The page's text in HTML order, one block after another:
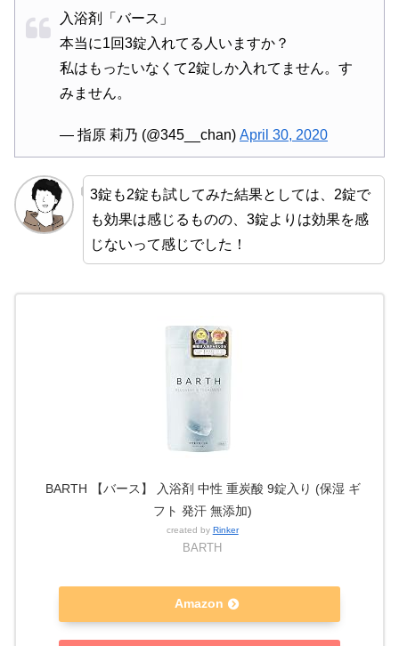
入浴剤「バース」
本当に1回3錠入れてる人いますか？
私はもったいなくて2錠しか入れてません。す
みません。
— 指原 莉乃 (@345__chan) April 30, 2020
3錠も2錠も試してみた結果としては、2錠で
も効果は感じるものの、3錠よりは効果を感
じないって感じでした！
BARTH 【バース】 入浴剤 中性 重炭酸 9錠入り (保湿 ギ
フト 発汗 無添加)
created by Rinker
BARTH
Amazon